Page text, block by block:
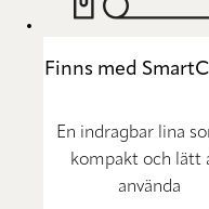
Finns med
En indragbar lina
kompakt och lätt
använda